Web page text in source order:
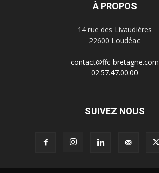
À PROPOS
14 rue des Livaudières
22600 Loudéac
contact@ffc-bretagne.com
02.57.47.00.00
SUIVEZ NOUS